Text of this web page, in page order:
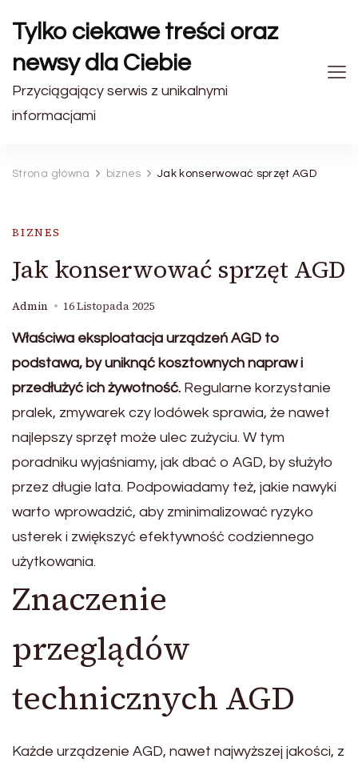
Tylko ciekawe treści oraz
newsy dla Ciebie
Przyciągający serwis z unikalnymi
informacjami
Strona główna biznes Jak konserwować sprzęt AGD
BIZNES
Jak konserwować sprzęt AGD
Admin 16 Listopada 2025
Właściwa eksploatacja urządzeń AGD to
podstawa, by uniknąć kosztownych napraw i
przedłużyć ich żywotność. Regularne korzystanie
pralek, zmywarek czy lodówek sprawia, że nawet
najlepszy sprzęt może ulec zużyciu. W tym
poradniku wyjaśniamy, jak dbać o AGD, by służyło
przez długie lata. Podpowiadamy też, jakie nawyki
warto wprowadzić, aby zminimalizować ryzyko
usterek i zwiększyć efektywność codziennego
użytkowania.
Znaczenie
przeglądów
technicznych AGD
Każde urządzenie AGD, nawet najwyższej jakości, z